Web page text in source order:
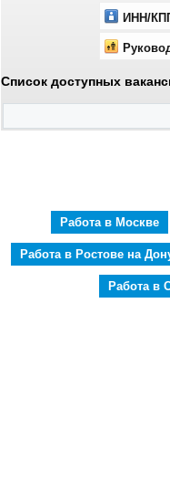
ИНН/
Список доступных
Работа в Москве
Работа в Ростове на
Работа в